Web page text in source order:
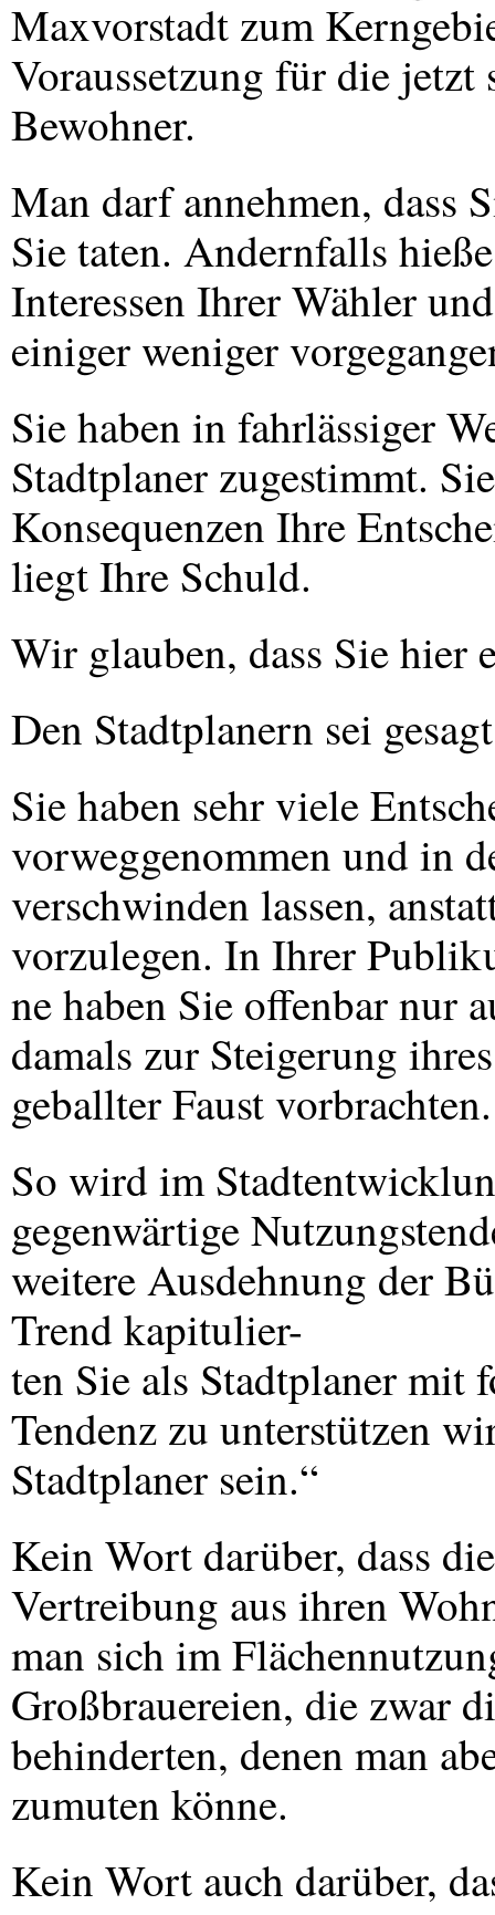
Maxvorstadt zum
Voraussetzung für die
Bewohner.
Man darf annehmen, dass
Sie taten. Andernfalls
Interessen Ihrer Wähler
einiger weniger
Sie haben in fahrlässiger
Stadtplaner zugestimmt.
Konsequenzen Ihre
liegt Ihre Schuld.
Wir glauben, dass Sie hier
Den Stadtplanern sei
Sie haben sehr viele
vorweggenommen und in
verschwinden lassen,
vorzulegen. In Ihrer
ne haben Sie offenbar nur
damals zur Steigerung
geballter Faust vorbrachten.
So wird im
gegenwärtige
weitere Ausdehnung der
Trend kapitulier-
ten Sie als Stadtplaner mit
Tendenz zu unterstützen
Stadtplaner sein.“
Kein Wort darüber, dass
Vertreibung aus ihren
man sich im
Großbrauereien, die zwar
behinderten, denen man
zumuten könne.
Kein Wort auch darüber,